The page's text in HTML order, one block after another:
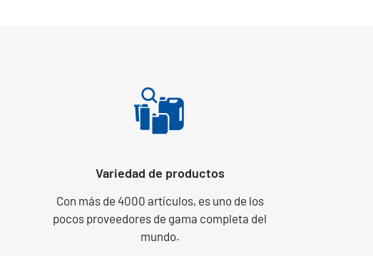
Variedad de productos
Con más de 4000 artículos, es uno de los
pocos proveedores de gama completa del
mundo.